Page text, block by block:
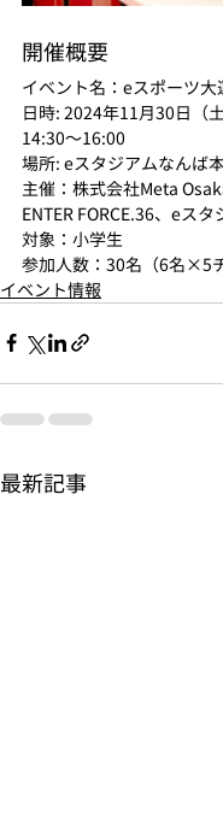
開催概要
イベント名：eスポーツ
日時: 2024年11月30日（
14:30〜16:00
場所: eスタジアムなんば
主催：株式会社Meta
ENTER FORCE.36、eス
対象：小学生
参加人数：30名（6名×5
イベント情報
最新記事